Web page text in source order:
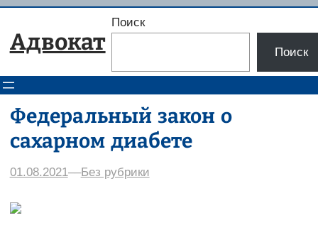
Перейти
содержимому
Адвокат
Поиск
Поиск
Федеральный закон о
сахарном диабете
01.08.2021––Без рубрики